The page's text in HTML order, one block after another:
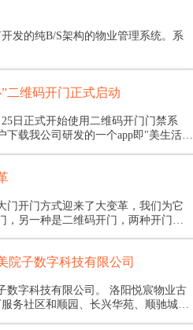
发的纯B/S架构的物业管理系统。系
二维码开门正式启动
日正式开始使用二维码开门门禁系
下载我公司研发的一个app即"美生活
门开门方式迎来了大变革，我们为它
另一种是二维码开门，两种开门方
院子数字科技有限公司
限公司。 洛阳悦宸物业古
务社区和顺园、长兴华苑、顺驰城小